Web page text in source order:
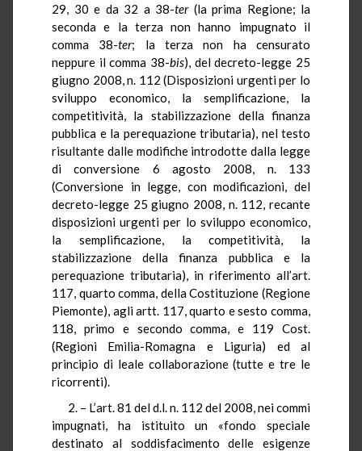
29, 30 e da 32 a 38-ter(la prima Regione; la
seconda e la terza non hanno impugnato il
comma 38-ter; la terza non ha censurato
neppure il comma 38-bis), del decreto-legge 25
giugno 2008, n. 112 (Disposizioni urgenti per lo
sviluppo economico, la semplificazione, la
competitività, la stabilizzazione della finanza
pubblica e la perequazione tributaria), nel testo
risultante dalle modifiche introdotte dalla legge
di conversione 6 agosto 2008, n. 133
(Conversione in legge, con modificazioni, del
decreto-legge 25 giugno 2008, n. 112, recante
disposizioni urgenti per lo sviluppo economico,
la semplificazione, la competitività, la
stabilizzazione della finanza pubblica e la
perequazione tributaria), in riferimento all’art.
117, quarto comma, della Costituzione (Regione
Piemonte), agli artt. 117, quarto e sesto comma,
118, primo e secondo comma, e 119 Cost.
(Regioni Emilia-Romagna e Liguria) ed al
principio di leale collaborazione (tutte e tre le
ricorrenti).
2. – L’art. 81 del d.l. n. 112 del 2008, nei commi
impugnati, ha istituito un «fondo speciale
destinato al soddisfacimento delle esigenze